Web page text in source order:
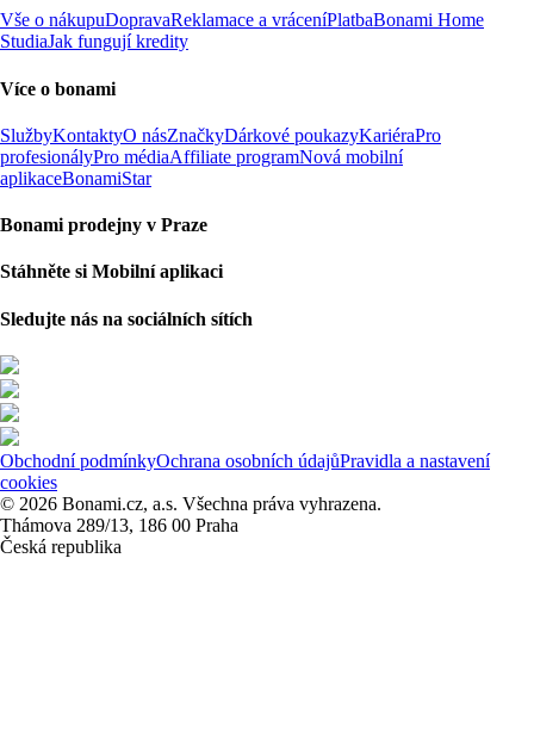
Vše o nákupuDopravaReklamace a vráceníPlatbaBonami Home
StudiaJak fungují kredity
Více o bonami
SlužbyKontaktyO násZnačkyDárkové poukazyKariéraPro
profesionályPro médiaAffiliate programNová mobilní
aplikaceBonamiStar
Bonami prodejny v Praze
Stáhněte si Mobilní aplikaci
Sledujte nás na sociálních sítích
Obchodní podmínkyOchrana osobních údajůPravidla a nastavení
cookies
© 2026 Bonami.cz, a.s. Všechna práva vyhrazena.
Thámova 289/13, 186 00 Praha
Česká republika